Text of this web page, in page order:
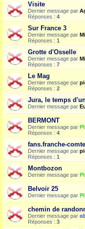
Visite
Dernier message par
Réponses : 4
Sur France 3
Dernier message par
Réponses : 1
Grotte d'Osselle
Dernier message par
Réponses : 7
Le Mag
Dernier message par
Réponses : 2
Jura, le temps
Dernier message par
BERMONT
Dernier message par
Réponses : 4
fans.franche-
Dernier message par
Réponses : 1
Montbozon
Dernier message par
Belvoir 25
Dernier message par
chemin de
Dernier message par
Réponses : 3